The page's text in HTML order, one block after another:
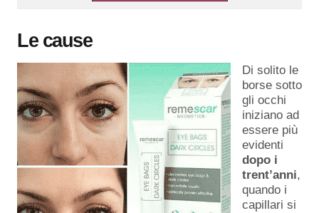
Le cause
Di solito le
borse sotto
gli occhi
iniziano ad
essere più
evidenti
dopo i
trent’anni,
quando i
capillari si